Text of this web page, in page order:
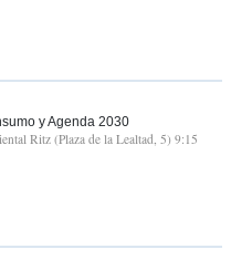
y Agenda 2030
Ritz (Plaza de la Lealtad, 5) 9:15